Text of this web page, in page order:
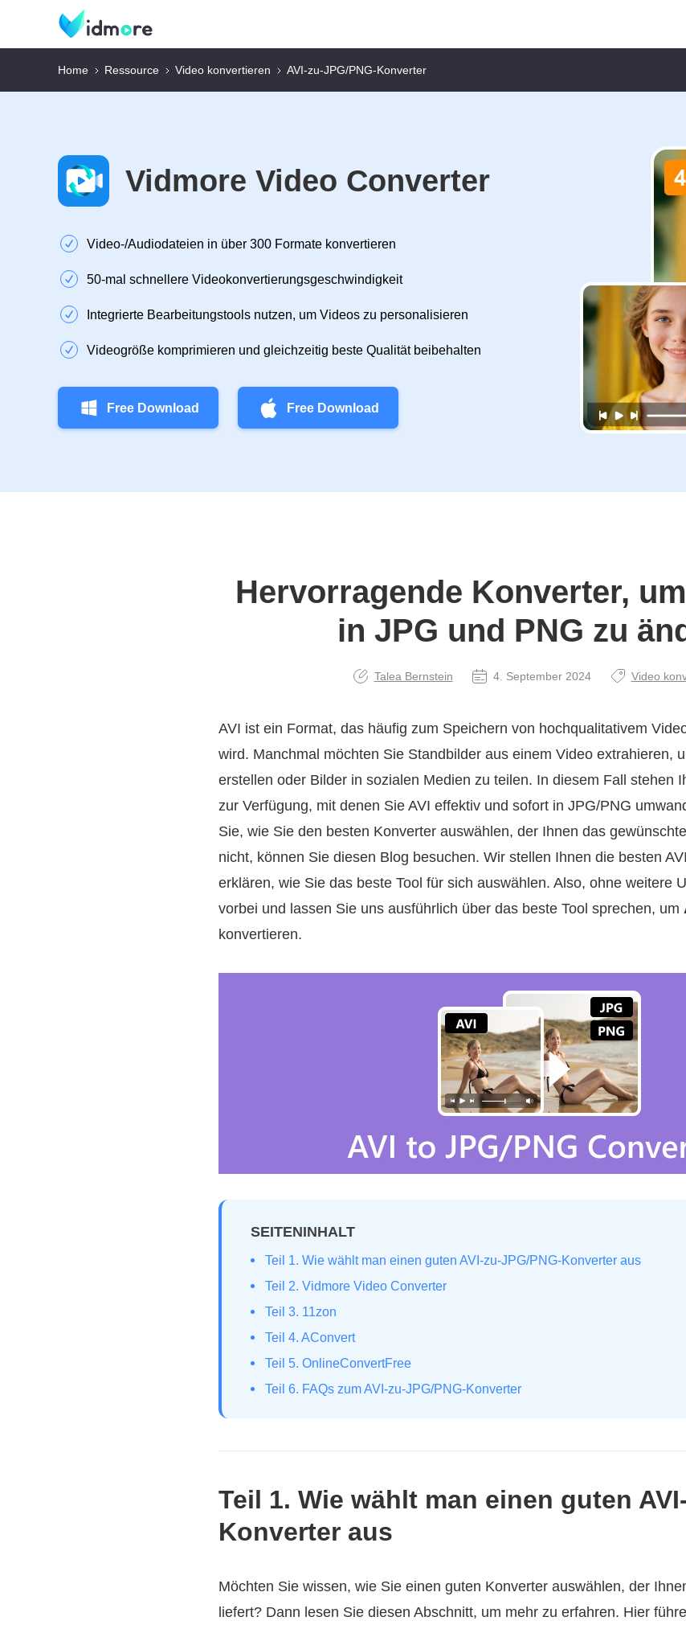
Home Ressource Video konvertieren AVI-zu-JPG/PNG-Konverter
Vidmore Video Converter
Video‑/Audiodateien in über 300 Formate konvertieren
50‑mal schnellere Videokonvertierungsgeschwindigkeit
Integrierte Bearbeitungstools nutzen, um Videos zu personalisieren
Videogröße komprimieren und gleichzeitig beste Qualität beibehalten
Free Download Free Download
Hervorragende Konverter,
in JPG und PNG zu
Talea Bernstein 4. September 2024 Video
AVI ist ein Format, das häufig zum Speichern von hochqualitativem
wird. Manchmal möchten Sie Standbilder aus einem Video extrahieren,
erstellen oder Bilder in sozialen Medien zu teilen. In diesem Fall stehen
zur Verfügung, mit denen Sie AVI effektiv und sofort in JPG/PNG
Sie, wie Sie den besten Konverter auswählen, der Ihnen das
nicht, können Sie diesen Blog besuchen. Wir stellen Ihnen die besten
erklären, wie Sie das beste Tool für sich auswählen. Also, ohne weitere
vorbei und lassen Sie uns ausführlich über das beste Tool sprechen, um
konvertieren.
SEITENINHALT
Teil 1. Wie wählt man einen guten AVI-zu-JPG/PNG-Konverter aus
Teil 2. Vidmore Video Converter
Teil 3. 11zon
Teil 4. AConvert
Teil 5. OnlineConvertFree
Teil 6. FAQs zum AVI-zu-JPG/PNG-Konverter
Teil 1. Wie wählt man einen guten
Konverter aus
Möchten Sie wissen, wie Sie einen guten Konverter auswählen, der
liefert? Dann lesen Sie diesen Abschnitt, um mehr zu erfahren. Hier